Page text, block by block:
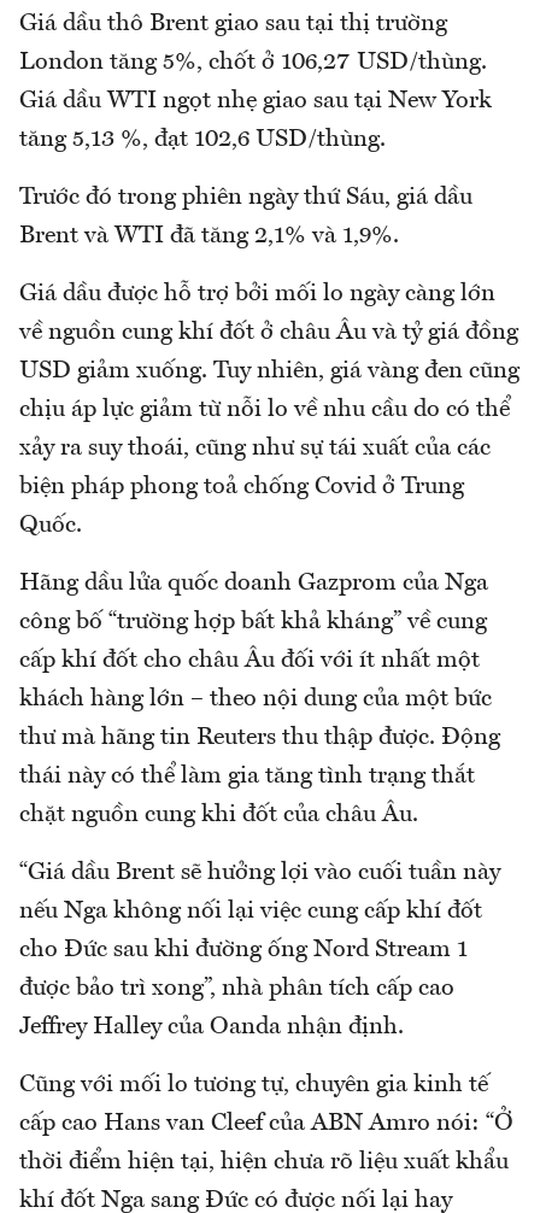
Giá dầu thô Brent giao sau tại thị trường
London tăng 5%, chốt ở 106,27 USD/thùng.
Giá dầu WTI ngọt nhẹ giao sau tại New York
tăng 5,13 %, đạt 102,6 USD/thùng.
Trước đó trong phiên ngày thứ Sáu, giá dầu
Brent và WTI đã tăng 2,1% và 1,9%.
Giá dầu được hỗ trợ bởi mối lo ngày càng lớn
về nguồn cung khí đốt ở châu Âu và tỷ giá đồng
USD giảm xuống. Tuy nhiên, giá vàng đen cũng
chịu áp lực giảm từ nỗi lo về nhu cầu do có thể
xảy ra suy thoái, cũng như sự tái xuất của các
biện pháp phong toả chống Covid ở Trung
Quốc.
Hãng dầu lửa quốc doanh Gazprom của Nga
công bố “trường hợp bất khả kháng” về cung
cấp khí đốt cho châu Âu đối với ít nhất một
khách hàng lớn – theo nội dung của một bức
thư mà hãng tin Reuters thu thập được. Động
thái này có thể làm gia tăng tình trạng thắt
chặt nguồn cung khi đốt của châu Âu.
“Giá dầu Brent sẽ hưởng lợi vào cuối tuần này
nếu Nga không nối lại việc cung cấp khí đốt
cho Đức sau khi đường ống Nord Stream 1
được bảo trì xong”, nhà phân tích cấp cao
Jeffrey Halley của Oanda nhận định.
Cũng với mối lo tương tự, chuyên gia kinh tế
cấp cao Hans van Cleef của ABN Amro nói: “Ở
thời điểm hiện tại, hiện chưa rõ liệu xuất khẩu
khí đốt Nga sang Đức có được nối lại hay